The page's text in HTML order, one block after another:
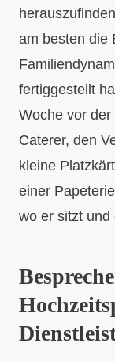
am besten die
fertiggestellt
Woche vor
Caterer, den
kleine
einer
wo er sitzt und